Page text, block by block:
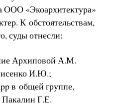
ООО «Экоархитектура»
К обстоятельствам,
суды отнесли:
Архиповой А.М.
И.Ю.;
в общей группе,
Пакалин Г.Е.